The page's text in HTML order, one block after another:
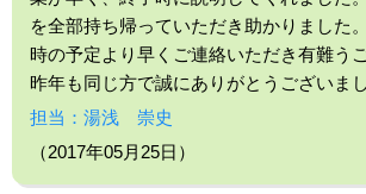
を全部持ち帰っていただき助かりました
時の予定より早くご連絡いただき有難う
昨年も同じ方で誠にありがとうございまし
担当：湯浅 崇史
（2017年05月25日）